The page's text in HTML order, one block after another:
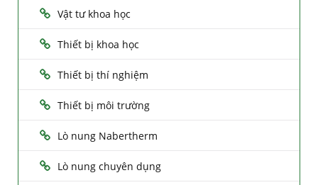
Vật tư khoa học
Thiết bị khoa học
Thiết bị thí nghiệm
Thiết bị môi trường
Lò nung Nabertherm
Lò nung chuyên dụng